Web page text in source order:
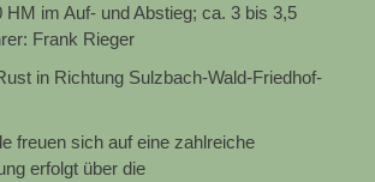
im Auf- und Abstieg; ca. 3 bis 3,5
Frank Rieger
in Richtung Sulzbach-Wald-Friedhof-
freuen sich auf eine zahlreiche
erfolgt über die